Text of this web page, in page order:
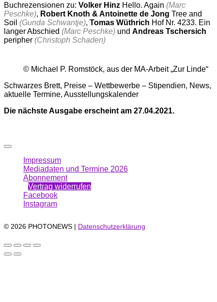
Buchrezensionen zu: Volker Hinz Hello. Again (Marc
Peschke), Robert Knoth & Antoinette de Jong Tree and
Soil (Gunda Schwantje), Tomas Wüthrich Hof Nr. 4233. Ein
langer Abschied (Marc Peschke) und Andreas Tschersich
peripher (Christoph Schaden)
© Michael P. Romstöck, aus der MA-Arbeit „Zur Linde“
Schwarzes Brett, Preise – Wettbewerbe – Stipendien, News,
aktuelle Termine, Ausstellungskalender
Die nächste Ausgabe erscheint am 27.04.2021.
Impressum
Mediadaten und Termine 2026
Abonnement
Vertrag widerrufen
Facebook
Instagram
© 2026 PHOTONEWS | Datenschutzerklärung